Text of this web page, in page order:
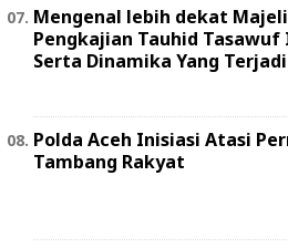
Mengenal lebih dekat
Pengkajian Tauhid Tasawuf
Serta Dinamika Yang
Polda Aceh Inisiasi Atasi
Tambang Rakyat